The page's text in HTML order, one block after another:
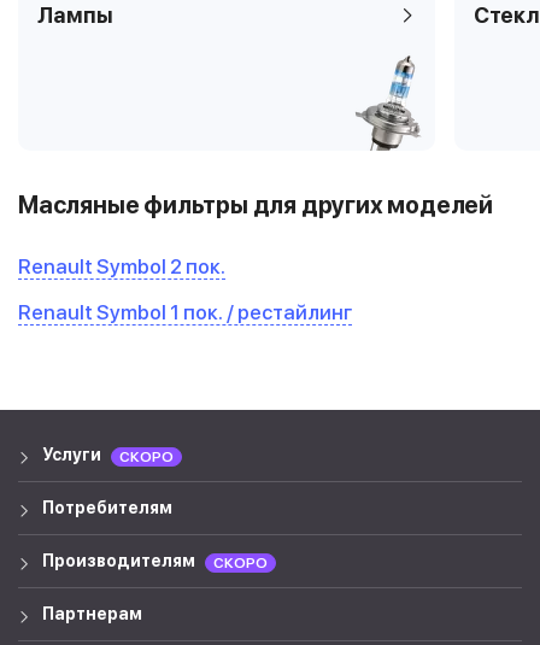
Лампы
Масляные фильтры для других моделей
Renault Symbol 2 пок.
Renault Symbol 1 пок. / рестайлинг
Услуги СКОРО
Потребителям
Производителям СКОРО
Партнерам